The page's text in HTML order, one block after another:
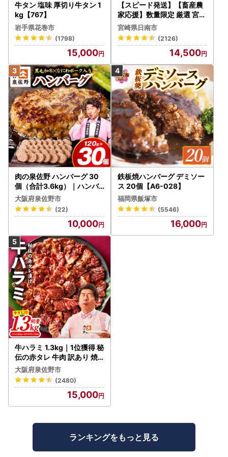
牛タン 塩味 厚切り牛タン 1
kg【767】
岩手県花巻市
(1798)
15,000
【スピード発送】【畜産農
家応援】数量限定 厳選 宮崎
牛 赤身 焼肉 計800g FN-Li
mited-PR_BDV5-26-2W
宮崎県日南市
(2126)
14,500
肉の泉佐野 ハンバーグ 30
個（合計3.6kg）｜ハンバ
ーグ 訳あり 黒毛和牛×なに
わポーク
大阪府泉佐野市
(22)
10,000
鉄板焼ハンバーグ デミソー
ス 20個【A6-028】
福岡県飯塚市
(5546)
16,000
牛ハラミ 1.3kg｜1位獲得 秘
伝の赤タレ 牛肉 訳あり 焼
肉 BBQ
大阪府泉佐野市
(2480)
15,000
ランキングをもっと見る